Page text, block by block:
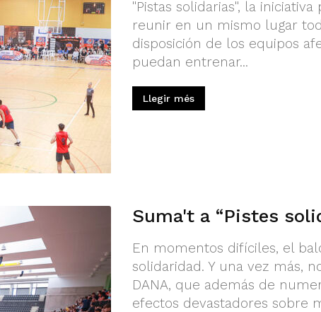
"Pistas solidarias", la
reunir en un mismo lugar
disposición de los equipos
puedan entrenar...
Llegir més
Suma't a “Pistes
En momentos difíciles, el
solidaridad. Y una vez más,
DANA, que además de
efectos devastadores sobre